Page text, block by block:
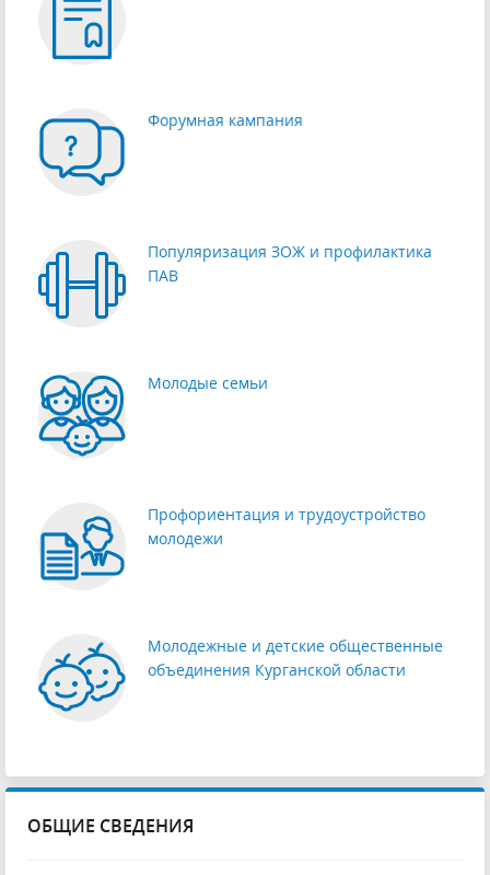
Форумная кампания
Популяризация ЗОЖ и профилактика
ПАВ
Молодые семьи
Профориентация и трудоустройство
молодежи
Молодежные и детские общественные
объединения Курганской области
ОБЩИЕ СВЕДЕНИЯ